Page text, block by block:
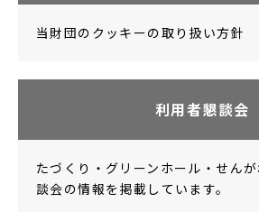
当財団のクッキーの取り扱い方針
利用者懇談会
たづくり・グリーンホール・せん
談会の情報を掲載しています。